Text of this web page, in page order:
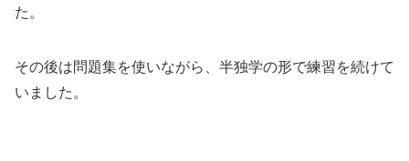
た。
その後は問題集を使いながら、半独学の形で練習を続けて
いました。